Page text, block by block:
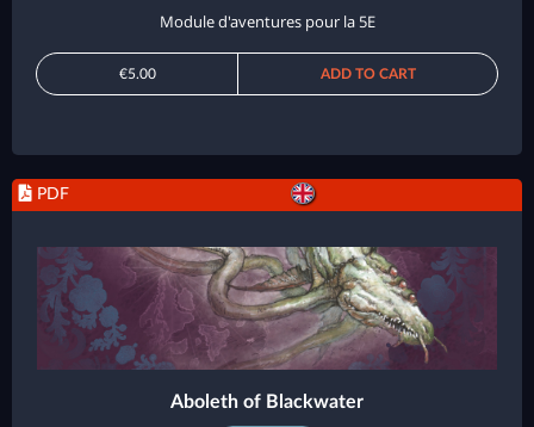
Module d'aventures pour la 5E
€5.00 ADD TO CART
PDF
Aboleth of Blackwater